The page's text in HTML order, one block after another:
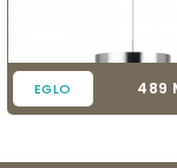
EGLO 489